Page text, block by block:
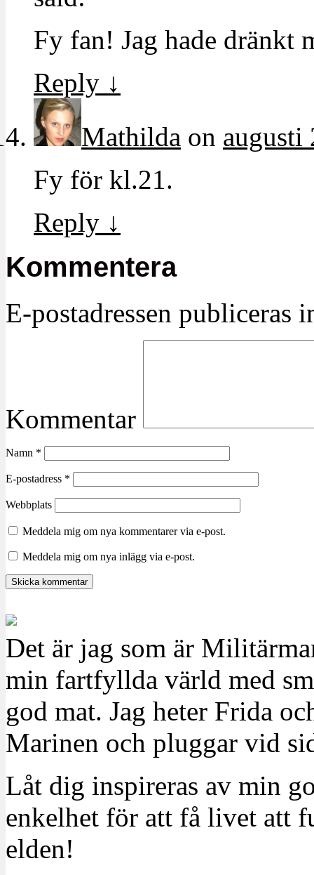
Fy fan! Jag hade dränkt
Reply ↓
Mathilda on augusti
Fy för kl.21.
Reply ↓
Kommentera
E-postadressen publiceras
Kommentar
Namn *
E-postadress *
Webbplats
Meddela mig om nya kommentarer via e-post.
Meddela mig om nya inlägg via e-post.
Det är jag som är
min fartfyllda värld med
god mat. Jag heter Frida
Marinen och pluggar vid
Låt dig inspireras av min
enkelhet för att få livet att
elden!